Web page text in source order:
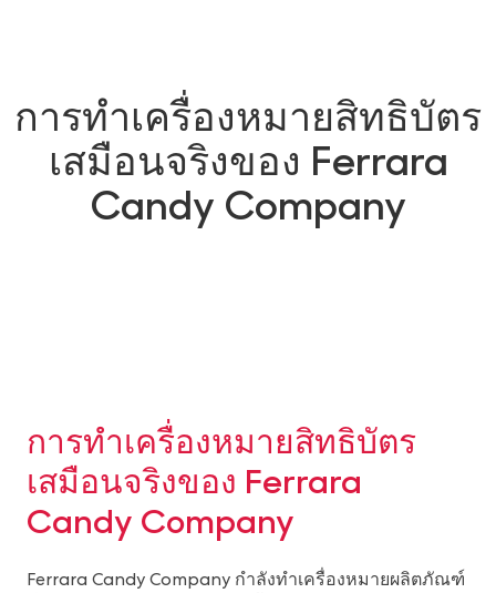
การทำเครื่องหมายสิทธิบัตร
เสมือนจริงของ Ferrara
Candy Company
การทำเครื่องหมายสิทธิบัตร
เสมือนจริงของ Ferrara
Candy Company
Ferrara Candy Company กำลังทำเครื่องหมายผลิตภัณฑ์